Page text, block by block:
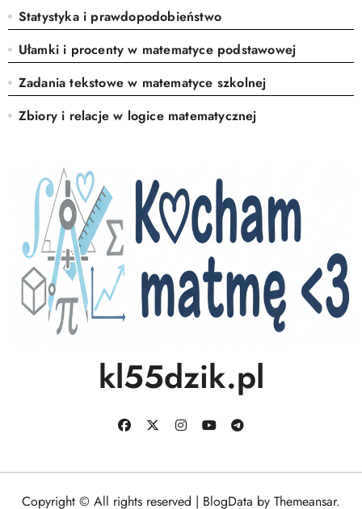
Statystyka i prawdopodobieństwo
Ułamki i procenty w matematyce podstawowej
Zadania tekstowe w matematyce szkolnej
Zbiory i relacje w logice matematycznej
kl55dzik.pl
Copyright © All rights reserved | BlogData by Themeansar.